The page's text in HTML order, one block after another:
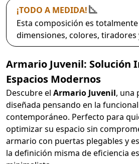
¡TODO A MEDIDA!
Esta composición es
dimensiones, colores, tiradores
Armario Juvenil: Solución
Espacios Modernos
Descubre el Armario Juvenil, una
diseñada pensando en la
contemporáneo. Perfecto para
optimizar su espacio sin
armario con puertas plegables y
la definición misma de eficiencia